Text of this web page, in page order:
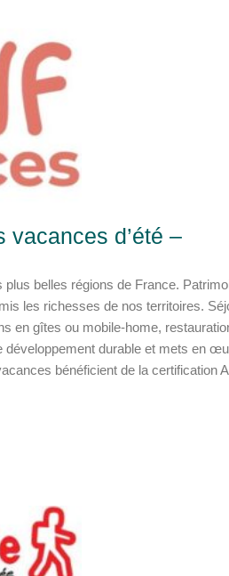
vacances d’été –
belles régions de France.
les richesses de nos territoires.
en gîtes ou mobile-home,
développement durable et mets en
bénéficient de la certification